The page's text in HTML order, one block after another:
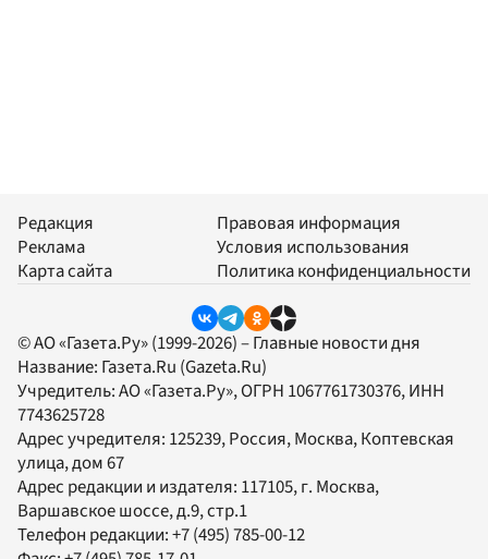
Редакция
Реклама
Карта сайта
Правовая информация
Условия использования
Политика конфиденциальности
© АО «Газета.Ру» (1999-2026) – Главные новости дня
Название: Газета.Ru (Gazeta.Ru)
Учредитель:АО «Газета.Ру», ОГРН 1067761730376, ИНН
7743625728
Адрес учредителя: 125239, Россия, Москва, Коптевская
улица, дом 67
Адрес редакции и издателя: 117105, г. Москва,
Варшавское шоссе, д.9, стр.1
Телефон редакции:+7 (495) 785-00-12